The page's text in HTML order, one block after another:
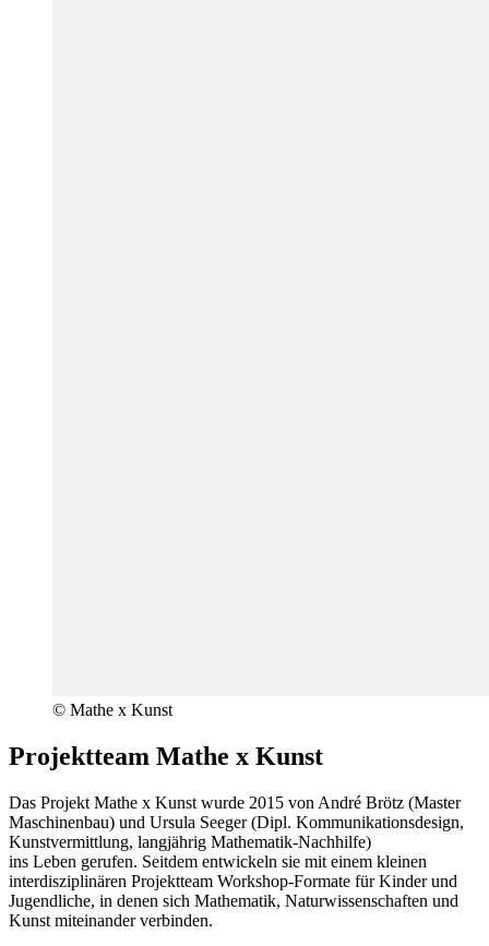
© Mathe x Kunst
Projektteam Mathe x Kunst
Das Projekt Mathe x Kunst wurde 2015 von André Brötz (Master
Maschinenbau) und Ursula Seeger (Dipl. Kommunikationsdesign,
Kunstvermittlung, langjährig Mathematik-Nachhilfe)
ins Leben gerufen. Seitdem entwickeln sie mit einem kleinen
interdisziplinären Projektteam Workshop-Formate für Kinder und
Jugendliche, in denen sich Mathematik, Naturwissenschaften und
Kunst miteinander verbinden.